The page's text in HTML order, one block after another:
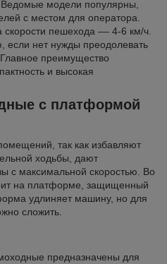
модели популярны,
с местом для оператора.
скорости пешехода –– 4-6 км/ч.
если нет нужды преодолевать
преимущество
и высокая
с платформой
так как избавляют
ходьбы, дают
с максимальной скоростью. Во
на платформе, защищенный
удлиняет машину, но для
сложить.
предназначены для